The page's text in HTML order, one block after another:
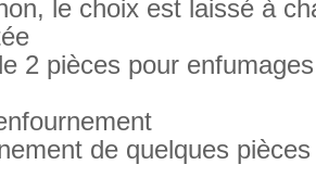
le choix est laissé à
2 pièces pour
de quelques